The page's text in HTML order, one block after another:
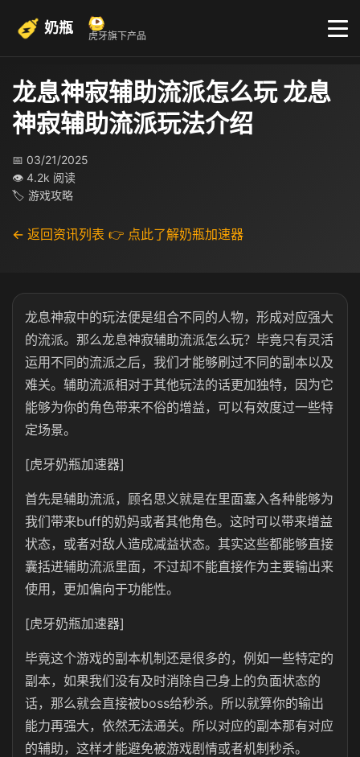
奶瓶 虎牙旗下产品
龙息神寂辅助流派怎么玩 龙息
神寂辅助流派玩法介绍
📅 03/21/2025
👁 4.2k 阅读
🏷 游戏攻略
← 返回资讯列表 👉 点此了解奶瓶加速器
龙息神寂中的玩法便是组合不同的人物，形成对应强大
的流派。那么龙息神寂辅助流派怎么玩？毕竟只有灵活
运用不同的流派之后，我们才能够刷过不同的副本以及
难关。辅助流派相对于其他玩法的话更加独特，因为它
能够为你的角色带来不俗的增益，可以有效度过一些特
定场景。
[虎牙奶瓶加速器]
首先是辅助流派，顾名思义就是在里面塞入各种能够为
我们带来buff的奶妈或者其他角色。这时可以带来增益
状态，或者对敌人造成减益状态。其实这些都能够直接
囊括进辅助流派里面，不过却不能直接作为主要输出来
使用，更加偏向于功能性。
[虎牙奶瓶加速器]
毕竟这个游戏的副本机制还是很多的，例如一些特定的
副本，如果我们没有及时消除自己身上的负面状态的
话，那么就会直接被boss给秒杀。所以就算你的输出
能力再强大，依然无法通关。所以对应的副本那有对应
的辅助，这样才能避免被游戏剧情或者机制秒杀。